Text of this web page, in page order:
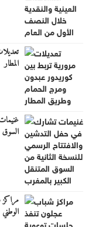
المطار
السوق
الوطني